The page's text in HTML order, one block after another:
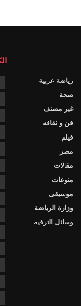
رياضة عربية
صحة
غير مصنف
فن و ثقافة
فيلم
مصر
مقالات
منوعات
موسيقى
وزارة الرياضة
وسائل الترفيه